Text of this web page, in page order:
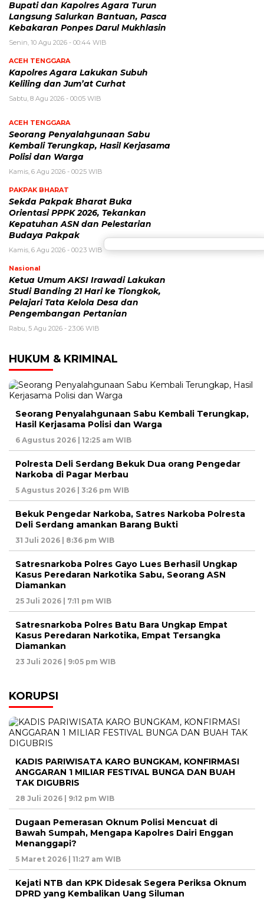
Bupati dan Kapolres Agara Turun
Langsung Salurkan Bantuan, Pasca
Kebakaran Ponpes Darul Mukhlasin
Senin, 10 Agu 2026 - 00:44 WIB
ACEH TENGGARA
Kapolres Agara Lakukan Subuh
Keliling dan Jum’at Curhat
Sabtu, 8 Agu 2026 - 00:05 WIB
ACEH TENGGARA
Seorang Penyalahgunaan Sabu
Kembali Terungkap, Hasil Kerjasama
Polisi dan Warga
Kamis, 6 Agu 2026 - 00:25 WIB
PAKPAK BHARAT
Sekda Pakpak Bharat Buka
Orientasi PPPK 2026, Tekankan
Kepatuhan ASN dan Pelestarian
Budaya Pakpak
Kamis, 6 Agu 2026 - 00:23 WIB
Nasional
Ketua Umum AKSI Irawadi Lakukan
Studi Banding 21 Hari ke Tiongkok,
Pelajari Tata Kelola Desa dan
Pengembangan Pertanian
Rabu, 5 Agu 2026 - 23:06 WIB
HUKUM & KRIMINAL
Seorang Penyalahgunaan Sabu Kembali Terungkap,
Hasil Kerjasama Polisi dan Warga
6 Agustus 2026 | 12:25 am WIB
Polresta Deli Serdang Bekuk Dua orang Pengedar
Narkoba di Pagar Merbau
5 Agustus 2026 | 3:26 pm WIB
Bekuk Pengedar Narkoba, Satres Narkoba Polresta
Deli Serdang amankan Barang Bukti
31 Juli 2026 | 8:36 pm WIB
Satresnarkoba Polres Gayo Lues Berhasil Ungkap
Kasus Peredaran Narkotika Sabu, Seorang ASN
Diamankan
25 Juli 2026 | 7:11 pm WIB
Satresnarkoba Polres Batu Bara Ungkap Empat
Kasus Peredaran Narkotika, Empat Tersangka
Diamankan
23 Juli 2026 | 9:05 pm WIB
KORUPSI
KADIS PARIWISATA KARO BUNGKAM, KONFIRMASI
ANGGARAN 1 MILIAR FESTIVAL BUNGA DAN BUAH
TAK DIGUBRIS
28 Juli 2026 | 9:12 pm WIB
Dugaan Pemerasan Oknum Polisi Mencuat di
Bawah Sumpah, Mengapa Kapolres Dairi Enggan
Menanggapi?
5 Maret 2026 | 11:27 am WIB
Kejati NTB dan KPK Didesak Segera Periksa Oknum
DPRD yang Kembalikan Uang Siluman